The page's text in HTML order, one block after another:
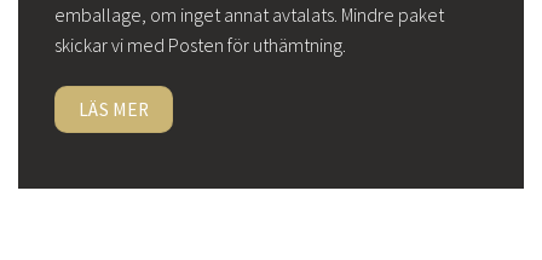
emballage, om inget annat avtalats. Mindre paket
skickar vi med Posten för uthämtning.
LÄS MER